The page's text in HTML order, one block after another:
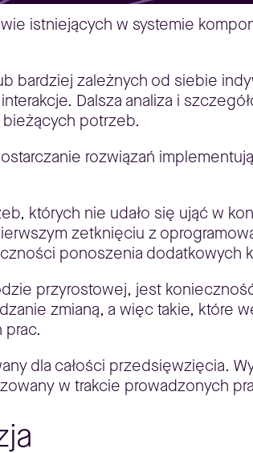
istniejących w systemie
bardziej zależnych od siebie
Dalsza analiza i
potrzeb.
rozwiązań
których nie udało się ująć w
zetknięciu z
ponoszenia dodatkowych
przyrostowej, jest
zmianą, a więc takie, które
prac.
dla całości przedsięwzięcia.
w trakcie prowadzonych